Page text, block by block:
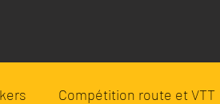
Compétition route et VTT